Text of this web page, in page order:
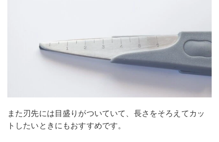
また刃先には目盛りがついていて、長さをそろえてカッ
トしたいときにもおすすめです。